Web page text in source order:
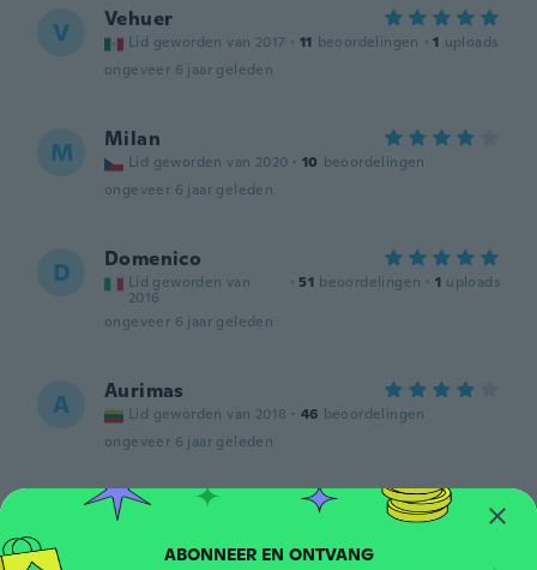
V Vehuer
Lid geworden van 2017 · 11 beoordelingen · 1 uploads
ongeveer 6 jaar geleden
M Milan
Lid geworden van 2020 · 10 beoordelingen
ongeveer 6 jaar geleden
D Domenico
Lid geworden van
2016
· 51 beoordelingen · 1 uploads
ongeveer 6 jaar geleden
A Aurimas
Lid geworden van 2018 · 46 beoordelingen
ongeveer 6 jaar geleden
Jeramie
ongeveer 6 jaar geleden
ABONNEER EN ONTVANG